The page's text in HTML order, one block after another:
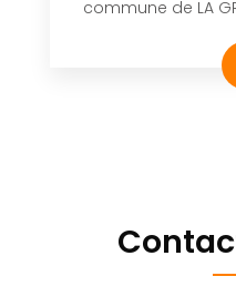
commune de LA